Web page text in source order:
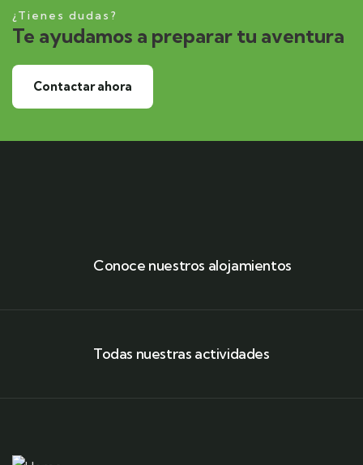
¿Tienes dudas?
Te ayudamos a preparar tu aventura
Contactar ahora
Conoce nuestros alojamientos
Todas nuestras actividades